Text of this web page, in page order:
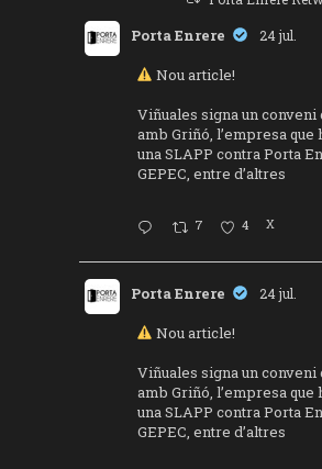
Porta Enrere 24 jul.
Nou article!
Viñuales signa un
amb Griñó, l’empresa que
una SLAPP contra Porta
GEPEC, entre d’altres
7 4 X
Porta Enrere 24 jul.
Nou article!
Viñuales signa un
amb Griñó, l’empresa que
una SLAPP contra Porta
GEPEC, entre d’altres